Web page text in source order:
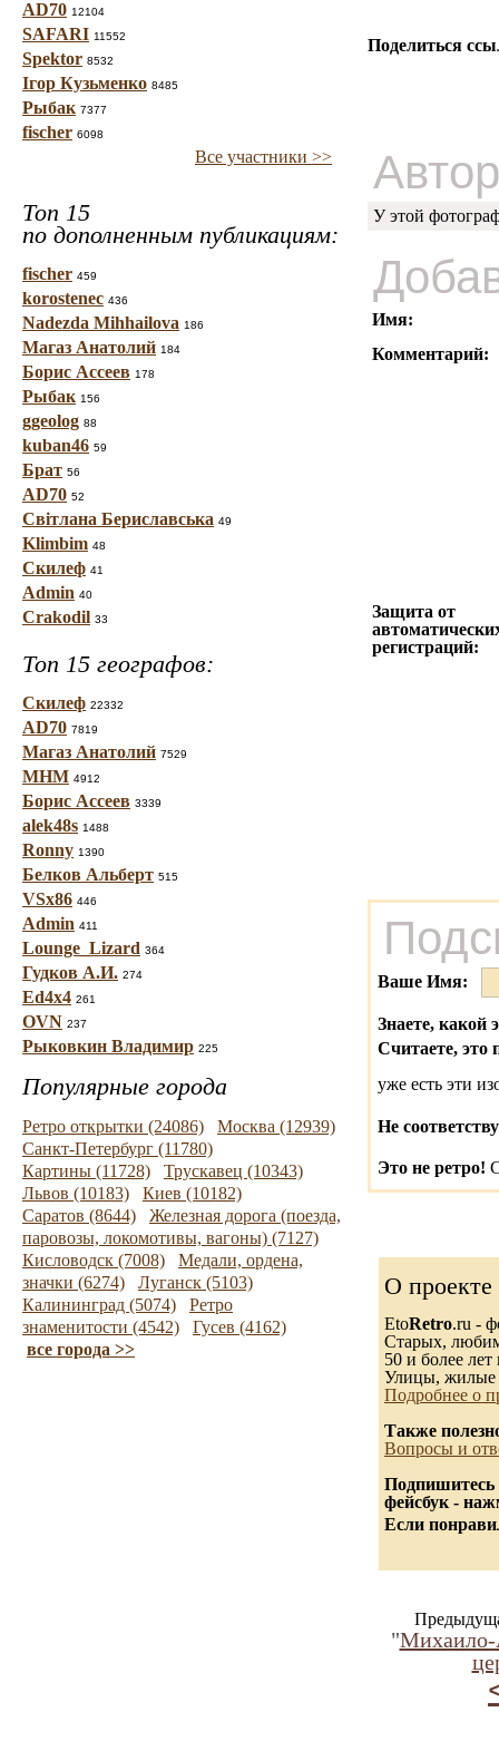
AD70 12104
SAFARI 11552
Spektor 8532
Ігор Кузьменко 8485
Рыбак 7377
fischer 6098
Все участники >>
Топ 15
по дополненным публикациям:
fischer 459
korostenec 436
Nadezda Mihhailova 186
Магаз Анатолий 184
Борис Ассеев 178
Рыбак 156
ggeolog 88
kuban46 59
Брат 56
AD70 52
Світлана Бериславська 49
Klimbim 48
Скилеф 41
Admin 40
Crakodil 33
Топ 15 географов:
Скилеф 22332
AD70 7819
Магаз Анатолий 7529
МНМ 4912
Борис Ассеев 3339
alek48s 1488
Ronny 1390
Белков Альберт 515
VSx86 446
Admin 411
Lounge_Lizard 364
Гудков А.И. 274
Ed4x4 261
OVN 237
Рыковкин Владимир 225
Популярные города
Ретро открытки (24086)
Москва (12939)
Санкт-Петербург (11780)
Картины (11728)
Трускавец (10343)
Львов (10183)
Киев (10182)
Саратов (8644)
Железная дорога (поезда,
паровозы, локомотивы, вагоны) (7127)
Кисловодск (7008)
Медали, ордена,
значки (6274)
Луганск (5103)
Калининград (5074)
Ретро
знаменитости (4542)
Гусев (4162)
все города >>
Поделиться
У этой
Имя:
Комментарий:
Защита от
регистраций:
Ваше Имя:
Знаете, какой
Считаете, это
уже есть эти
Не
Это не ретро!
О проекте
EtoRetro.ru -
Старых,
50 и более лет
Улицы, жилые
Подробнее о
Также
Вопросы и
Подпишитесь
фейсбук -
Если
"Михаило-